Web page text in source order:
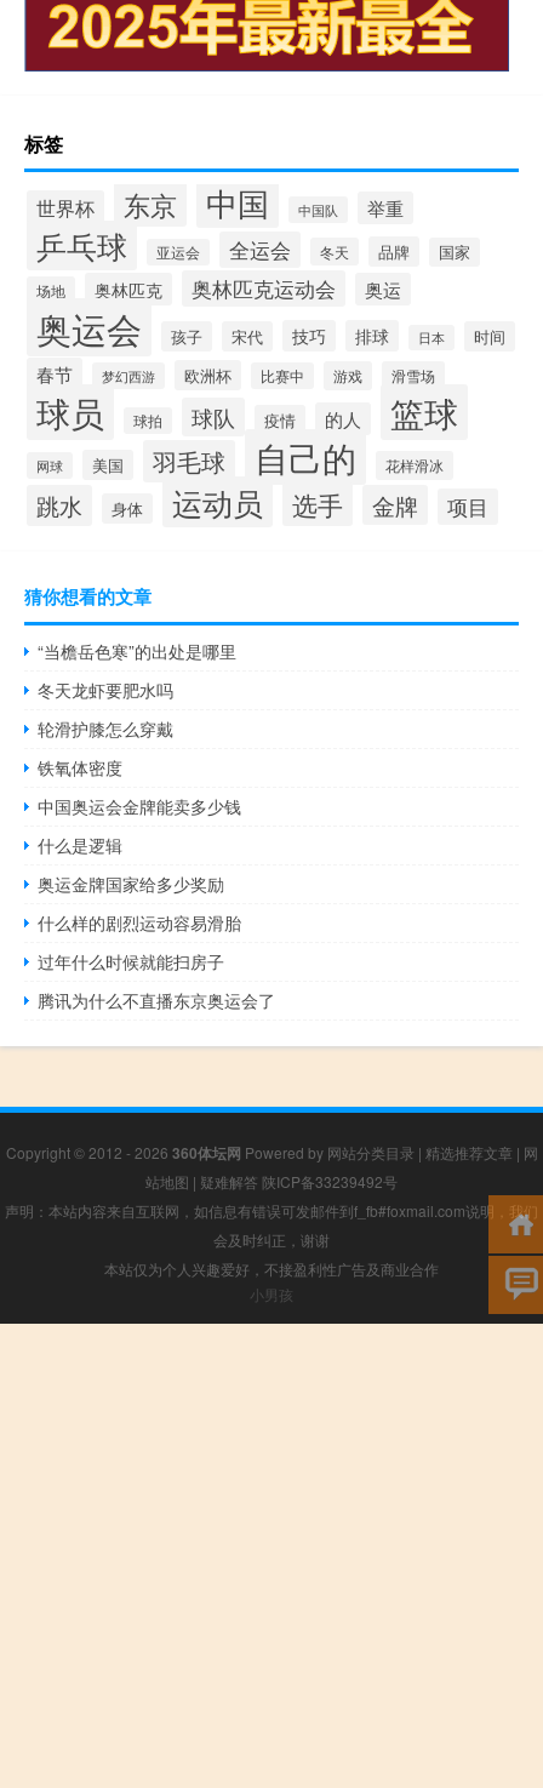
标签
世界杯 东京 中国 中国队 举重
乒乓球 亚运会 全运会 冬天 品牌 国家
场地 奥林匹克 奥林匹克运动会 奥运
奥运会 孩子 宋代 技巧 排球 日本 时间
春节 梦幻西游 欧洲杯 比赛中 游戏 滑雪场
球员 球拍 球队 疫情 的人 篮球
网球 美国 羽毛球 自己的 花样滑冰
跳水 身体 运动员 选手 金牌 项目
猜你想看的文章
“当檐岳色寒”的出处是哪里
冬天龙虾要肥水吗
轮滑护膝怎么穿戴
铁氧体密度
中国奥运会金牌能卖多少钱
什么是逻辑
奥运金牌国家给多少奖励
什么样的剧烈运动容易滑胎
过年什么时候就能扫房子
腾讯为什么不直播东京奥运会了
Copyright © 2012 - 2026 360体坛网 Powered by 网站分类目录 | 精选推荐文章 | 网
站地图 | 疑难解答 陕ICP备33239492号
声明：本站内容来自互联网，如信息有错误可发邮件到f_fb#foxmail.com说明，我们
会及时纠正，谢谢
本站仅为个人兴趣爱好，不接盈利性广告及商业合作
小男孩